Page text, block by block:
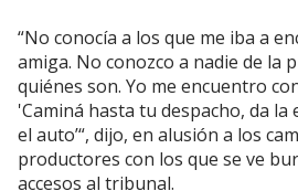
“No conocía a los que me iba a
amiga. No conozco a nadie de la
quiénes son. Yo me encuentro
'Caminá hasta tu despacho, da la
el auto’“, dijo, en alusión a los
productores con los que se ve
accesos al tribunal.